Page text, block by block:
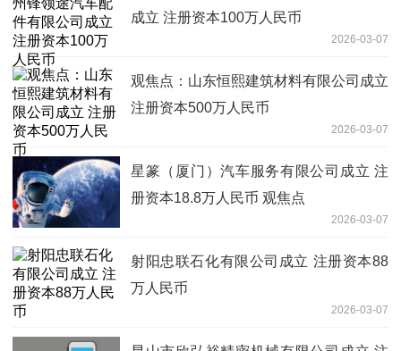
成立 注册资本100万人民币
2026-03-07
观焦点：山东恒熙建筑材料有限公司成立
注册资本500万人民币
2026-03-07
星篆（厦门）汽车服务有限公司成立 注
册资本18.8万人民币 观焦点
2026-03-07
射阳忠联石化有限公司成立 注册资本88
万人民币
2026-03-07